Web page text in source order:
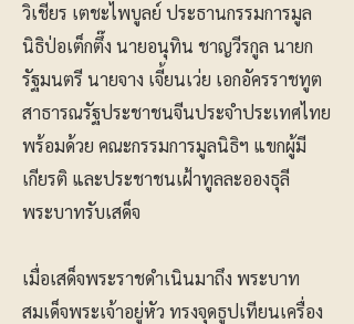
วิเชียร เตชะไพบูลย์ ประธานกรรมการมูล
นิธิป่อเต็กตึ๊ง นายอนุทิน ชาญวีรกูล นายก
รัฐมนตรี นายจาง เจี้ยนเว่ย เอกอัครราชทูต
สาธารณรัฐประชาชนจีนประจำประเทศไทย
พร้อมด้วย คณะกรรมการมูลนิธิฯ แขกผู้มี
เกียรติ และประชาชนเฝ้าทูลละอองธุลี
พระบาทรับเสด็จ
เมื่อเสด็จพระราชดำเนินมาถึง พระบาท
สมเด็จพระเจ้าอยู่หัว ทรงจุดธูปเทียนเครื่อง